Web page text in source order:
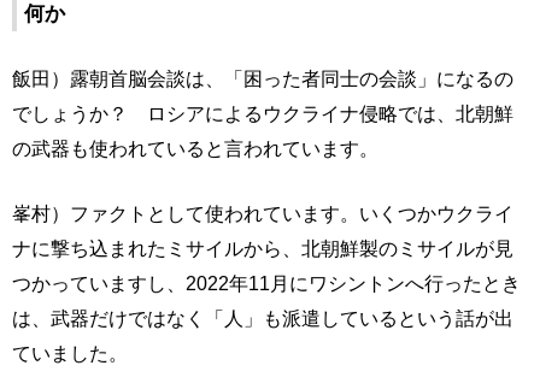
何か
飯田）露朝首脳会談は、「困った者同士の会談」になるの
でしょうか？ ロシアによるウクライナ侵略では、北朝鮮
の武器も使われていると言われています。
峯村）ファクトとして使われています。いくつかウクライ
ナに撃ち込まれたミサイルから、北朝鮮製のミサイルが見
つかっていますし、2022年11月にワシントンへ行ったとき
は、武器だけではなく「人」も派遣しているという話が出
ていました。